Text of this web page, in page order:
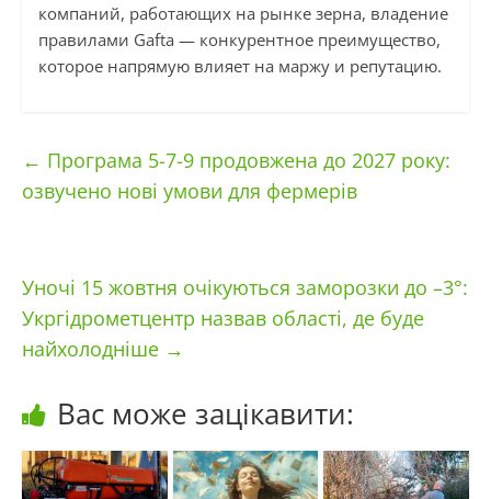
компаний, работающих на рынке зерна, владение
правилами Gafta — конкурентное преимущество,
которое напрямую влияет на маржу и репутацию.
← Програма 5-7-9 продовжена до 2027 року:
озвучено нові умови для фермерів
Уночі 15 жовтня очікуються заморозки до –3°:
Укргідрометцентр назвав області, де буде
найхолодніше →
Вас може зацікавити: